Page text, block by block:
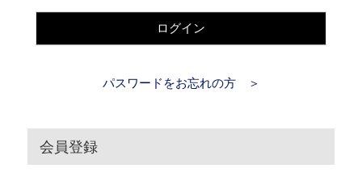
ログイン
パスワードをお忘れの方 ＞
会員登録